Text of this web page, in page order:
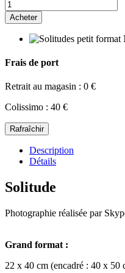
Acheter
Frais de port
Retrait au magasin : 0 €
Colissimo : 40 €
Description
Détails
Solitude
Photographie réalisée par
Grand format :
22 x 40 cm (encadré : 40 x 50